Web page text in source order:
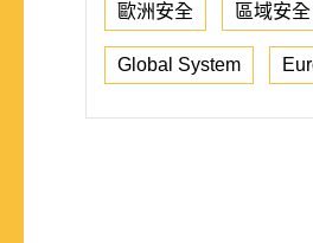
歐洲安全 區域安全
Global System